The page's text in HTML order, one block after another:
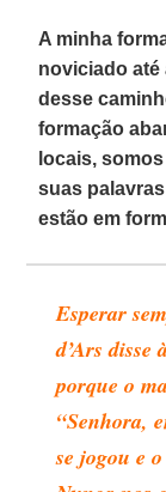
A minha
noviciado até
desse
formação
locais,
suas
estão em
Esperar
d’Ars
porque o
“Senhora,
se jogou e